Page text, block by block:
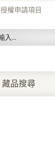
授權申請項目
藏品搜尋